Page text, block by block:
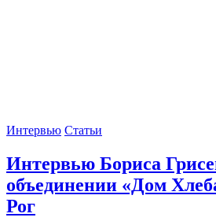
Интервью Статьи
Интервью Бориса
объединении «Дом
Рог